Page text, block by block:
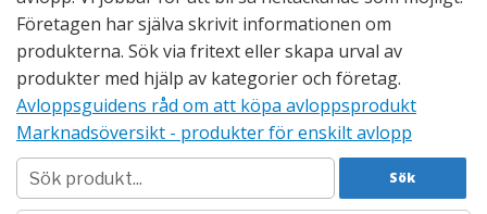
Företagen har själva skrivit informationen om
produkterna. Sök via fritext eller skapa urval av
produkter med hjälp av kategorier och företag.
Avloppsguidens råd om att köpa avloppsprodukt
Marknadsöversikt - produkter för enskilt avlopp